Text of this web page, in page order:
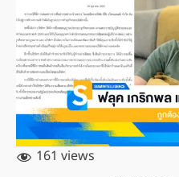
161 views